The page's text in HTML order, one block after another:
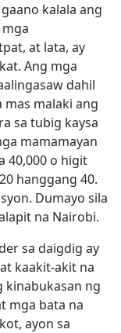
kalala ang
at lata, ay
Ang mga
dahil
malaki ang
sa tubig kaysa
mamamayan
40,000 o higit
hanggang 40.
Dumayo sila
na Nairobi.
sa daigdig ay
kaakit-akit na
kinabukasan ng
mga bata na
ayon sa